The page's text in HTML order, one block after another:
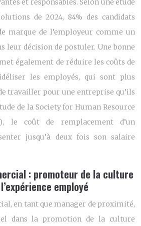
et responsables. Selon une étude
de 2024, 84% des candidats
marque de l’employeur comme un
leur décision de postuler. Une bonne
également de réduire les coûts de
les employés, qui sont plus
travailler pour une entreprise qu’ils
de la Society for Human Resource
le coût de remplacement d’un
jusqu’à deux fois son salaire
: promoteur de la culture
employé
en tant que manager de proximité,
dans la promotion de la culture